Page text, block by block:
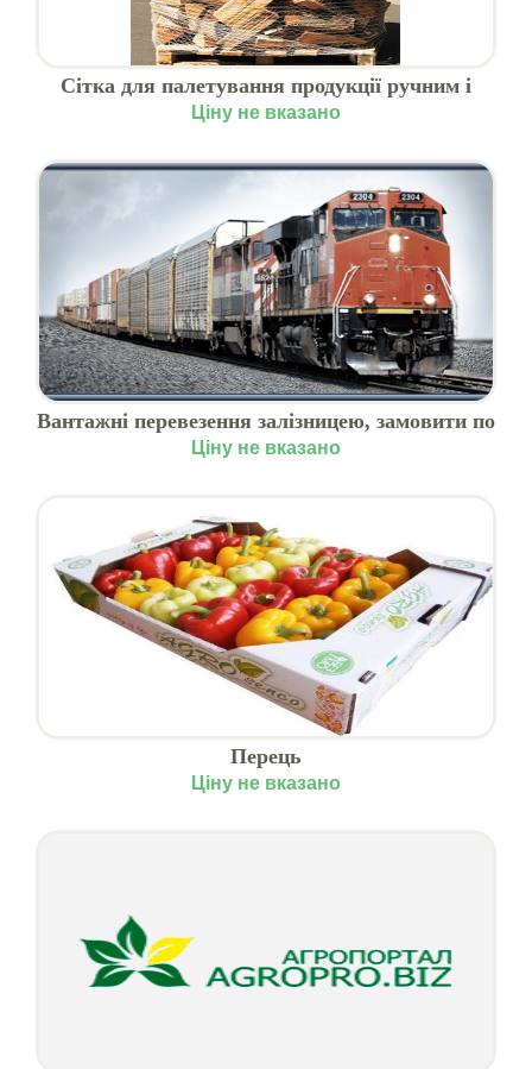
Сітка для палетування продукції ручним і
машинним способом
Ціну не вказано
Вантажні перевезення залізницею, замовити по
Україні
Ціну не вказано
Перець
Ціну не вказано